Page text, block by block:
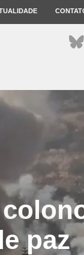
paz